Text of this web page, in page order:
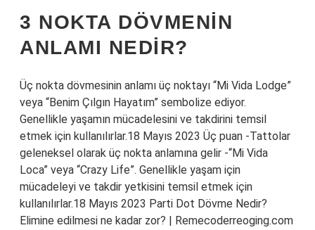
3 NOKTA DÖVMENIN
ANLAMI NEDIR?
Üç nokta dövmesinin anlamı üç noktayı “Mi Vida Lodge”
veya “Benim Çılgın Hayatım” sembolize ediyor.
Genellikle yaşamın mücadelesini ve takdirini temsil
etmek için kullanılırlar.18 Mayıs 2023 Üç puan -Tattolar
geleneksel olarak üç nokta anlamına gelir -“Mi Vida
Loca” veya “Crazy Life”. Genellikle yaşam için
mücadeleyi ve takdir yetkisini temsil etmek için
kullanılırlar.18 Mayıs 2023 Parti Dot Dövme Nedir?
Elimine edilmesi ne kadar zor? | Remecoderreoging.com